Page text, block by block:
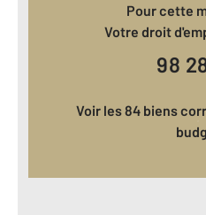
Pour cette
Votre droit
98
Voir les 84 biens correspondant à votre